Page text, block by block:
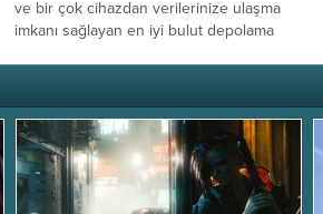
ve bir çok cihazdan verilerinize ulaşma
imkanı sağlayan en iyi bulut depolama